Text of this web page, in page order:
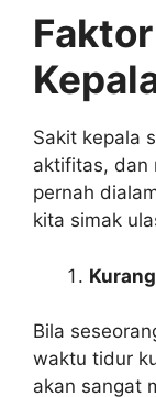
Sakit kepala
aktifitas, dan
pernah
kita simak
Bila
waktu tidur
akan sangat